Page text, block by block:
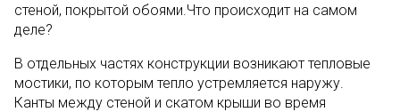
стеной, покрытой обоями.Что происходит на самом
деле?
В отдельных частях конструкции возникают тепловые
мостики, по которым тепло устремляется наружу.
Канты между стеной и скатом крыши во время